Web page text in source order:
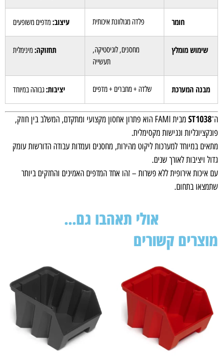
חומר פלדה מגולוונת איכותית עיצוב: מדפים משופעים
שימוש מומלץ
מחסנים, לוגיסטיקה,
תעשייה
תחזוקה: מינימלית
מבנה המערכת שלדה + מחברים + מדפים יציבות: גבוהה במיוחד
ה־ST1038
מבית FAMI הוא פתרון אחסון מקצועי ומתקדם, המשלב בין חוזק,
פונקציונליות ונגישות מקסימלית.
מתאים במיוחד למערכות ליקוט מהירות, מחסנים ועמדות עבודה הדורשות עומק
גדול ויציבות לאורך שנים.
עם איכות אירופית ללא פשרות – זהו אחד המדפים האמינים והחזקים ביותר
שתמצאו בתחום.
אולי תאהבו גם...
מוצרים קשורים